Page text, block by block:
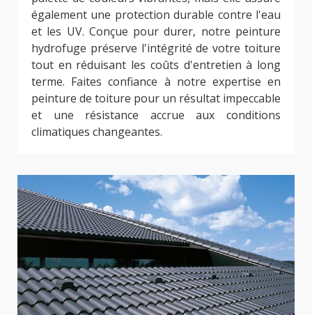
également une protection durable contre l'eau
et les UV. Conçue pour durer, notre peinture
hydrofuge préserve l'intégrité de votre toiture
tout en réduisant les coûts d'entretien à long
terme. Faites confiance à notre expertise en
peinture de toiture pour un résultat impeccable
et une résistance accrue aux conditions
climatiques changeantes.